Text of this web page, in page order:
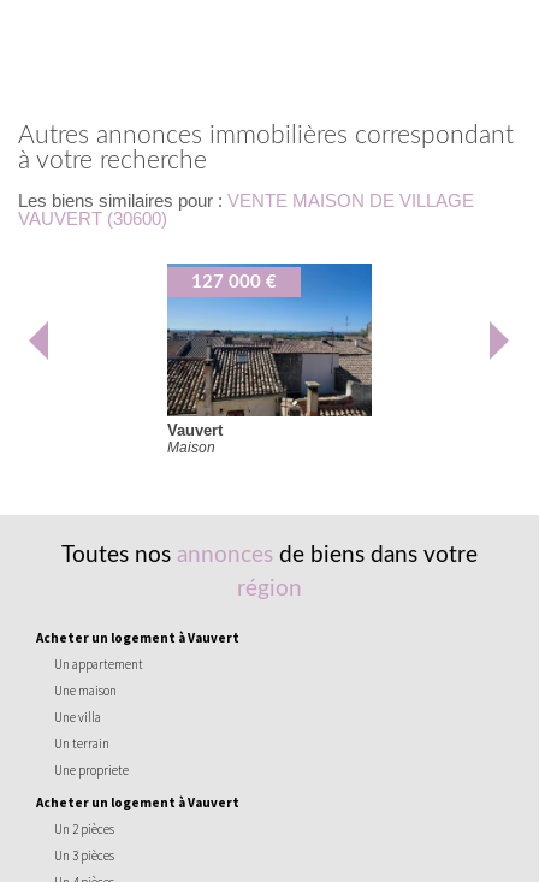
autres annonces immobilières correspondant
à votre recherche
Les biens similaires pour : VENTE MAISON DE VILLAGE
VAUVERT (30600)
127 000 €
Toutes nos annonces de biens dans votre
région
acheter un logement à Vauvert
Un appartement
Une maison
Une villa
Un terrain
Une propriete
acheter un logement à Vauvert
Un 2 pièces
Un 3 pièces